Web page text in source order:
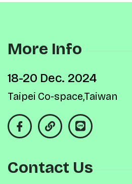
More Info
18-20 Dec. 2024
Taipei Co-space,Taiwan
Contact Us